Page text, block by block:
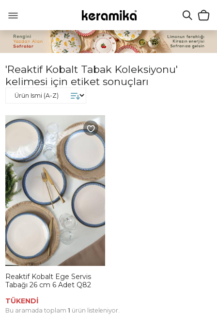
'Reaktif Kobalt Tabak Koleksiyonu'
kelimesi için etiket sonuçları
Reaktif Kobalt Ege Servis
Tabağı 26 cm 6 Adet Q82
TÜKENDİ
Bu aramada toplam 1 ürün listeleniyor.